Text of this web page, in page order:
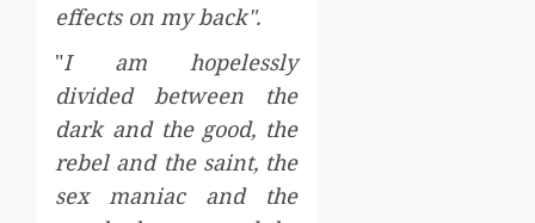
effects on my back".
"I am hopelessly
divided between the
dark and the good, the
rebel and the saint, the
sex maniac and the